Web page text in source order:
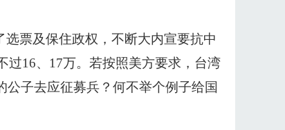
票及保住政权，不断大内宣要抗中
过16、17万。若按照美方要求，台湾
子去应征募兵？何不举个例子给国